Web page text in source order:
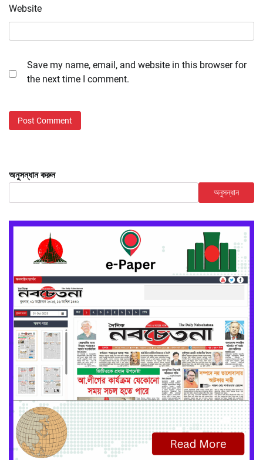
Website
Save my name, email, and website in this browser for
the next time I comment.
অনুসন্ধান করুন
অনুসন্ধান